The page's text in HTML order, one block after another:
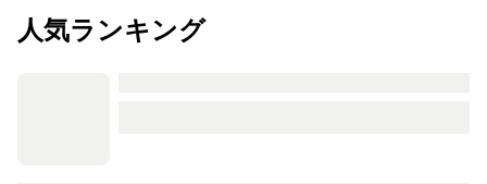
人気ランキング